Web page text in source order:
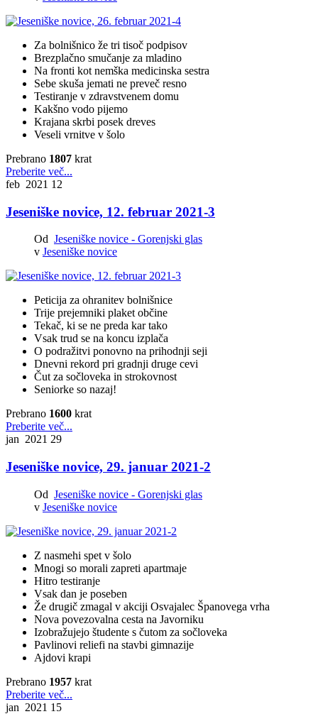
Za bolnišnico že tri tisoč podpisov
Brezplačno smučanje za mladino
Na fronti kot nemška medicinska sestra
Sebe skuša jemati ne preveč resno
Testiranje v zdravstvenem domu
Kakšno vodo pijemo
Krajana skrbi posek dreves
Veseli vrnitve v šolo
Prebrano 1807 krat
Preberite več...
feb 2021 12
Jeseniške novice, 12. februar 2021-3
Od Jeseniške novice - Gorenjski glas
v Jeseniške novice
Peticija za ohranitev bolnišnice
Trije prejemniki plaket občine
Tekač, ki se ne preda kar tako
Vsak trud se na koncu izplača
O podražitvi ponovno na prihodnji seji
Dnevni rekord pri gradnji druge cevi
Čut za sočloveka in strokovnost
Seniorke so nazaj!
Prebrano 1600 krat
Preberite več...
jan 2021 29
Jeseniške novice, 29. januar 2021-2
Od Jeseniške novice - Gorenjski glas
v Jeseniške novice
Z nasmehi spet v šolo
Mnogi so morali zapreti apartmaje
Hitro testiranje
Vsak dan je poseben
Že drugič zmagal v akciji Osvajalec Španovega vrha
Nova povezovalna cesta na Javorniku
Izobražujejo študente s čutom za sočloveka
Pavlinovi reliefi na stavbi gimnazije
Ajdovi krapi
Prebrano 1957 krat
Preberite več...
jan 2021 15